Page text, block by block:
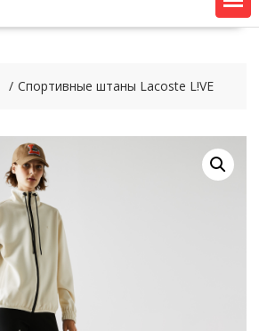
Спортивные штаны Lacoste L!VE